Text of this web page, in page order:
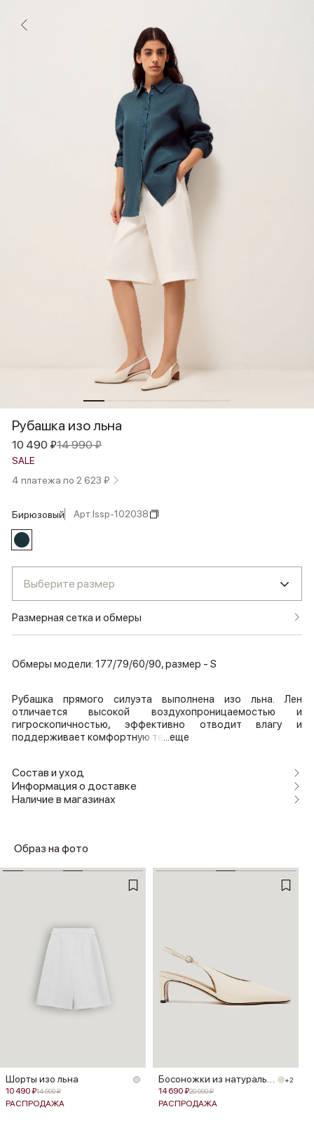
Рубашка изо льна
10 490 ₽14 990 ₽
SALE
4 платежа по 2 623 ₽
бирюзовый Арт.lssp-102038
Выберите размер
Размерная сетка и обмеры
Обмеры модели: 177/79/60/90, размер - S
Рубашка прямого силуэта выполнена изо льна. Лен
отличается высокой воздухопроницаемостью и
гигроскопичностью, эффективно отводит влагу и
поддерживает комфортную те ...еще
Состав и уход
Информация о доставке
Наличие в магазинах
Образ на фото
Шорты изо льна
10 490 ₽14 990 ₽
РАСПРОДАЖА
Босоножки из натуральной кожи +2
14 690 ₽20 990 ₽
РАСПРОДАЖА